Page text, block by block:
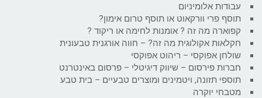
עבודות אלומיניום
תוסף פרי וורקאוט או תוסף טרום אימון?
קפוארה מה זה ? אומנות לחימה או ריקוד ?
חקלאות אקולוגית מה זה? – חווה אורגנית טבעונית
שולחן אפוקסי – ריהוט אפוקסי
חברות פירסום – שיווק דיגיטלי – פרסום באינטרנט
תוספי תזונה, ויטמינים ומוצרים טבעיים – בית טבע
מטבחי יוקרה